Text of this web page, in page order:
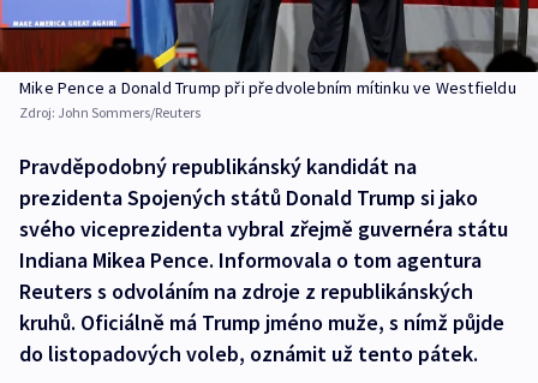
Mike Pence a Donald Trump při předvolebním mítinku ve Westfieldu
Zdroj: John Sommers/Reuters
Pravděpodobný republikánský kandidát na
prezidenta Spojených států Donald Trump si jako
svého viceprezidenta vybral zřejmě guvernéra státu
Indiana Mikea Pence. Informovala o tom agentura
Reuters s odvoláním na zdroje z republikánských
kruhů. Oficiálně má Trump jméno muže, s nímž půjde
do listopadových voleb, oznámit už tento pátek.